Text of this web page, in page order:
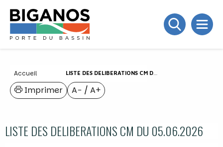
Accueil LISTE DES DELIBERATIONS CM DU 05.06.2026
A− / A+
Imprimer
LISTE DES DELIBERATIONS CM DU 05.06.2026